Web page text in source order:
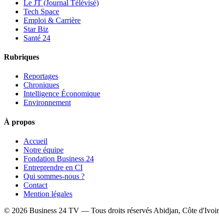
Le JT (Journal Télévisé)
Tech Space
Emploi & Carrière
Star Biz
Santé 24
Rubriques
Reportages
Chroniques
Intelligence Économique
Environnement
À propos
Accueil
Notre équipe
Fondation Business 24
Entreprendre en CI
Qui sommes-nous ?
Contact
Mention légales
© 2026 Business 24 TV — Tous droits réservés Abidjan, Côte